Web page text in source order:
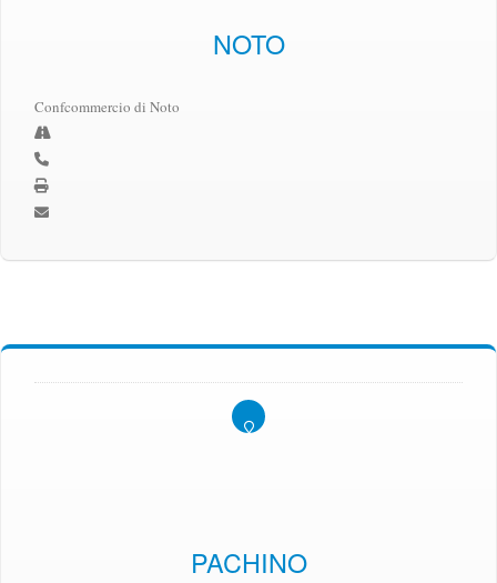
NOTO
Confcommercio di Noto
PACHINO